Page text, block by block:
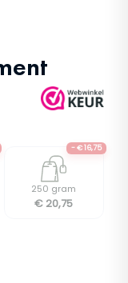
- € 16,75
L
250 gram
€ 20,75